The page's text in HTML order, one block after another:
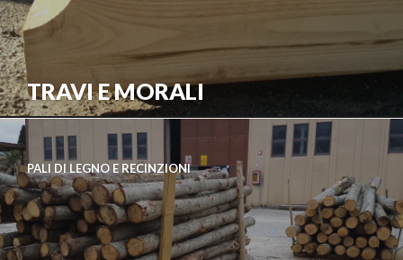
TRAVI E MORALI
PALI DI LEGNO E RECINZIONI